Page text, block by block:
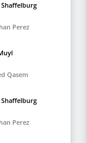
Shaffelburg
Perez
Qasem
Shaffelburg
Perez